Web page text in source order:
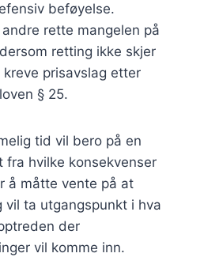
beføyelse.
rette mangelen på
retting ikke skjer
prisavslag etter
§ 25.
tid vil bero på en
fra hvilke konsekvenser
å måtte vente på at
vil ta utgangspunkt i hva
der
vil komme inn.